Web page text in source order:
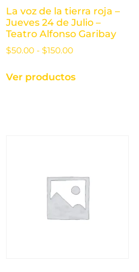
La voz de la tierra roja –
Jueves 24 de Julio –
Teatro Alfonso Garibay
$50.00 - $150.00
Ver productos